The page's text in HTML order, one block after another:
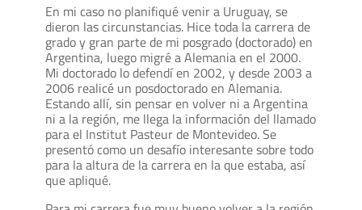
En mi caso no planifiqué venir a Uruguay, se
dieron las circunstancias. Hice toda la carrera de
grado y gran parte de mi posgrado (doctorado) en
Argentina, luego migré a Alemania en el 2000.
Mi doctorado lo defendí en 2002, y desde 2003 a
2006 realicé un posdoctorado en Alemania.
Estando allí, sin pensar en volver ni a Argentina
ni a la región, me llega la información del llamado
para el Institut Pasteur de Montevideo. Se
presentó como un desafío interesante sobre todo
para la altura de la carrera en la que estaba, así
que apliqué.